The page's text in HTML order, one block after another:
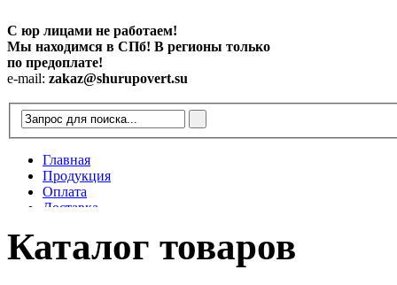
С юр лицами не работаем!
Мы находимся в СПб! В регионы только
по предоплате!
e-mail: zakaz@shurupovert.su
Главная
Продукция
Оплата
Доставка
Статьи
Каталог товаров